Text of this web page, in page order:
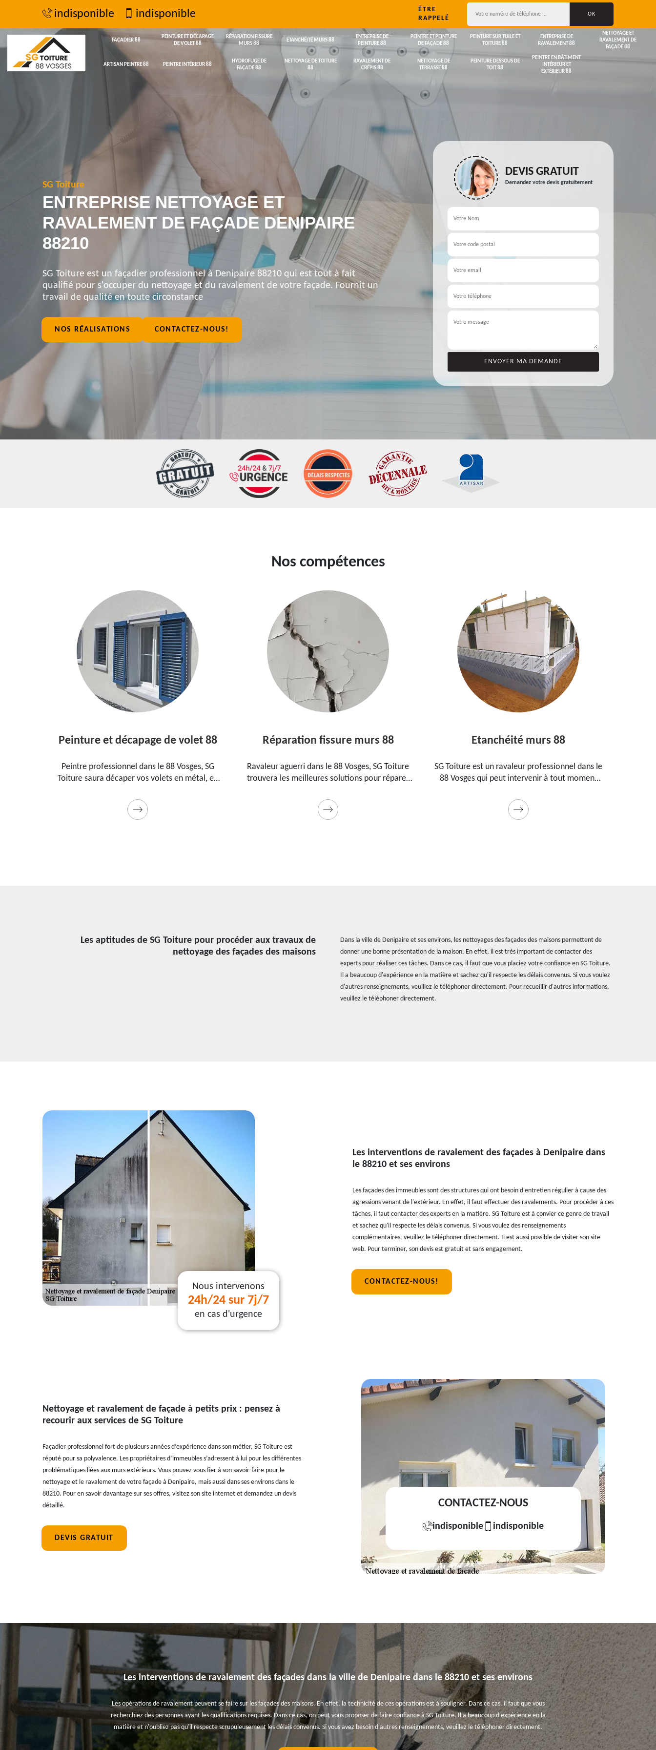
indisponible indisponible
ÊTRE
RAPPELÉ
FAÇADIER 88
PEINTURE ET DÉCAPAGE
DE VOLET 88
RÉPARATION FISSURE
MURS 88
ETANCHÉITÉ MURS 88
ENTREPRISE DE
PEINTURE 88
PEINTRE ET PEINTURE
DE FAÇADE 88
PEINTURE SUR TUILE ET
TOITURE 88
ENTREPRISE DE
RAVALEMENT 88
NETTOYAGE ET
RAVALEMENT DE
FAÇADE 88
ARTISAN PEINTRE 88 PEINTRE INTÉRIEUR 88
HYDROFUGE DE
FAÇADE 88
NETTOYAGE DE TOITURE
88
RAVALEMENT DE
CRÉPIS 88
NETTOYAGE DE
TERRASSE 88
PEINTURE DESSOUS DE
TOIT 88
PEINTRE EN BÂTIMENT
INTÉRIEUR ET
EXTÉRIEUR 88
SG Toiture
ENTREPRISE NETTOYAGE ET
RAVALEMENT DE FAÇADE DENIPAIRE
88210
SG Toiture est un façadier professionnel à Denipaire 88210 qui est tout à fait
qualifié pour s'occuper du nettoyage et du ravalement de votre façade. Fournit un
travail de qualité en toute circonstance
NOS RÉALISATIONS CONTACTEZ-NOUS!
DEVIS GRATUIT
Demandez votre devis gratuitement
Nos compétences
Peinture et décapage de volet 88
Peintre professionnel dans le 88 Vosges, SG
Toiture saura décaper vos volets en métal, en
Utilise des produits et des peintures de qualité.
Devis détaillé offert
Réparation fissure murs 88
Ravaleur aguerri dans le 88 Vosges, SG Toiture
trouvera les meilleures solutions pour réparer
qualité et des matériels professionnels. Travaux
garantis décennaux
Etanchéité murs 88
SG Toiture est un ravaleur professionnel dans le
88 Vosges qui peut intervenir à tout moment
pas cher pour ce faire
Les aptitudes de SG Toiture pour procéder aux travaux de
nettoyage des façades des maisons
Dans la ville de Denipaire et ses environs, les nettoyages des façades des maisons permettent de
donner une bonne présentation de la maison. En effet, il est très important de contacter des
experts pour réaliser ces tâches. Dans ce cas, il faut que vous placiez votre confiance en SG Toiture.
Il a beaucoup d'expérience en la matière et sachez qu'il respecte les délais convenus. Si vous voulez
d'autres renseignements, veuillez le téléphoner directement. Pour recueillir d'autres informations,
veuillez le téléphoner directement.
Nous intervenons
24h/24 sur 7j/7
en cas d'urgence
Les interventions de ravalement des façades à Denipaire dans
le 88210 et ses environs
Les façades des immeubles sont des structures qui ont besoin d'entretien régulier à cause des
agressions venant de l'extérieur. En effet, il faut effectuer des ravalements. Pour procéder à ces
tâches, il faut contacter des experts en la matière. SG Toiture est à convier ce genre de travail
et sachez qu'il respecte les délais convenus. Si vous voulez des renseignements
complémentaires, veuillez le téléphoner directement. Il est aussi possible de visiter son site
web. Pour terminer, son devis est gratuit et sans engagement.
CONTACTEZ-NOUS!
Nettoyage et ravalement de façade à petits prix : pensez à
recourir aux services de SG Toiture
Façadier professionnel fort de plusieurs années d’expérience dans son métier, SG Toiture est
réputé pour sa polyvalence. Les propriétaires d’immeubles s’adressent à lui pour les différentes
problématiques liées aux murs extérieurs. Vous pouvez vous fier à son savoir-faire pour le
nettoyage et le ravalement de votre façade à Denipaire, mais aussi dans ses environs dans le
88210. Pour en savoir davantage sur ses offres, visitez son site internet et demandez un devis
détaillé.
DEVIS GRATUIT
CONTACTEZ-NOUS
indisponible indisponible
Les interventions de ravalement des façades dans la ville de Denipaire dans le 88210 et ses environs
Les opérations de ravalement peuvent se faire sur les façades des maisons. En effet, la technicité de ces opérations est à souligner. Dans ce cas, il faut que vous
recherchiez des personnes ayant les qualifications requises. Dans ce cas, on peut vous proposer de faire confiance à SG Toiture. Il a beaucoup d'expérience en la
matière et n'oubliez pas qu'il respecte scrupuleusement les délais convenus. Si vous avez besoin d'autres renseignements, veuillez le téléphoner directement.